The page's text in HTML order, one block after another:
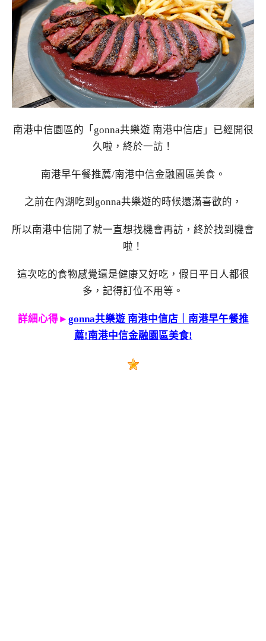
南港中信園區的「gonna共樂遊 南港中信店」已經開很
久啦，終於一訪！
南港早午餐推薦/南港中信金融園區美食。
之前在內湖吃到gonna共樂遊的時候還滿喜歡的，
所以南港中信開了就一直想找機會再訪，終於找到機會
啦！
這次吃的食物感覺還是健康又好吃，假日平日人都很
多，記得訂位不用等。
詳細心得► gonna共樂遊 南港中信店｜南港早午餐推
薦!南港中信金融園區美食!